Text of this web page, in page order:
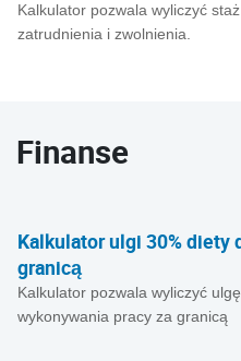
Kalkulator pozwala wyliczyć
zatrudnienia i zwolnienia.
Finanse
Kalkulator ulgi 30% diety
granicą
Kalkulator pozwala wyliczyć
wykonywania pracy za granicą